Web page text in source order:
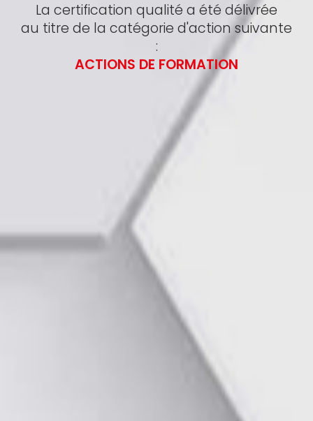
La certification qualité a été délivrée
au titre de la catégorie d'action suivante
:
ACTIONS DE FORMATION